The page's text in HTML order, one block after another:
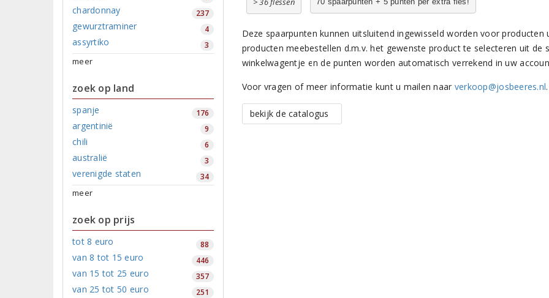
chardonnay 237
gewurztraminer 4
assyrtiko 3
meer
zoek op land
spanje 176
argentinië 9
chili 6
australië 3
verenigde staten 34
meer
zoek op prijs
tot 8 euro 88
van 8 tot 15 euro 446
van 15 tot 25 euro 357
van 25 tot 50 euro 251
Deze spaarpunten kunnen uitsluitend ingewisseld worden voor
producten meebestellen d.m.v. het gewenste product te selecteren uit de
winkelwagentje en de punten worden automatisch verrekend in uw
Voor vragen of meer informatie kunt u mailen naar verkoop@josbeeres.nl.
bekijk de catalogus